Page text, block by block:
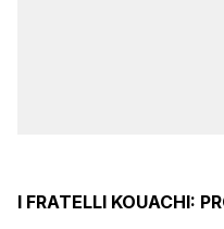
I FRATELLI KOUACHI: